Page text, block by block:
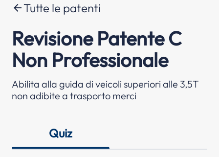
arrow_backTutte le patenti
Revisione Patente C
Non Professionale
Abilita alla guida di veicoli superiori alle 3,5T
non adibite a trasporto merci
Quiz